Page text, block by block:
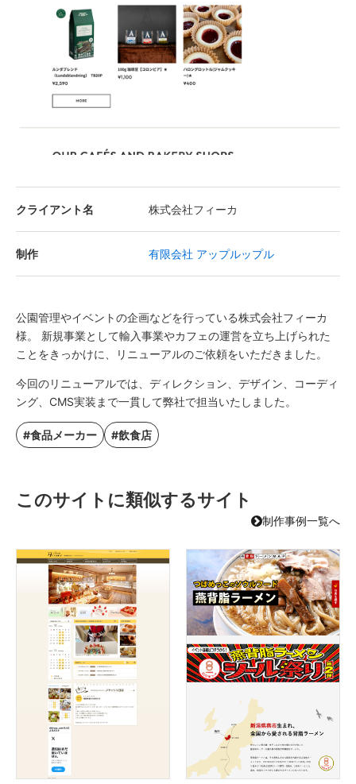
クライアント名 株式会社フィーカ
制作 有限会社 アップルップル
公園管理やイベントの企画などを行っている株式会社フィーカ
様。 新規事業として輸入事業やカフェの運営を立ち上げられた
ことをきっかけに、リニューアルのご依頼をいただきました。
今回のリニューアルでは、ディレクション、デザイン、コーディ
ング、CMS実装まで一貫して弊社で担当いたしました。
#食品メーカー #飲食店
このサイトに類似するサイト
制作事例一覧へ